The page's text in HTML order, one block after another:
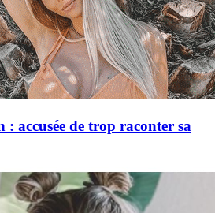
: accusée de trop raconter sa